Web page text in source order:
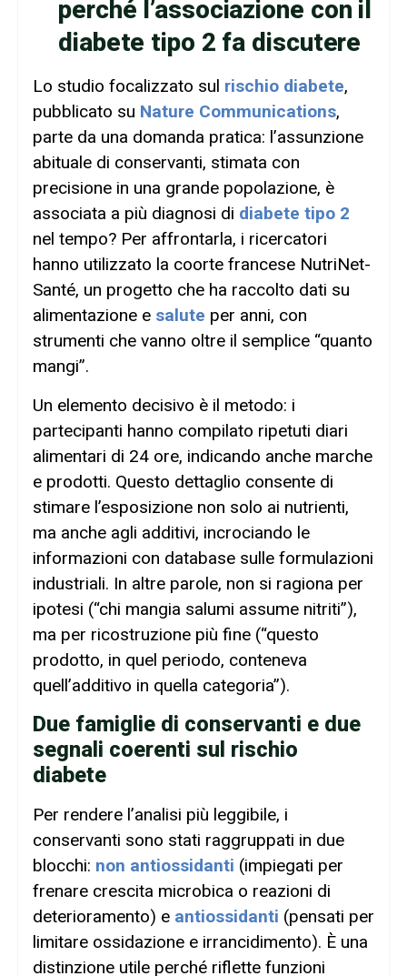
perché l’associazione con il
diabete tipo 2 fa discutere
Lo studio focalizzato sul rischio diabete,
pubblicato su Nature Communications,
parte da una domanda pratica: l’assunzione
abituale di conservanti, stimata con
precisione in una grande popolazione, è
associata a più diagnosi di diabete tipo 2
nel tempo? Per affrontarla, i ricercatori
hanno utilizzato la coorte francese NutriNet-
Santé, un progetto che ha raccolto dati su
alimentazione e salute per anni, con
strumenti che vanno oltre il semplice “quanto
mangi”.
Un elemento decisivo è il metodo: i
partecipanti hanno compilato ripetuti diari
alimentari di 24 ore, indicando anche marche
e prodotti. Questo dettaglio consente di
stimare l’esposizione non solo ai nutrienti,
ma anche agli additivi, incrociando le
informazioni con database sulle formulazioni
industriali. In altre parole, non si ragiona per
ipotesi (“chi mangia salumi assume nitriti”),
ma per ricostruzione più fine (“questo
prodotto, in quel periodo, conteneva
quell’additivo in quella categoria”).
Due famiglie di conservanti e due
segnali coerenti sul rischio
diabete
Per rendere l’analisi più leggibile, i
conservanti sono stati raggruppati in due
blocchi: non antiossidanti (impiegati per
frenare crescita microbica o reazioni di
deterioramento) e antiossidanti (pensati per
limitare ossidazione e irrancidimento). È una
distinzione utile perché riflette funzioni